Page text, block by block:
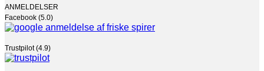
ANMELDELSER
Facebook (5.0)
Trustpilot (4.9)